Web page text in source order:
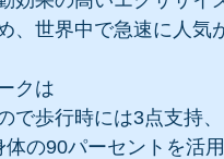
、世界中で急速に人気
クは
で歩行時には3点支持、
の90パーセントを活